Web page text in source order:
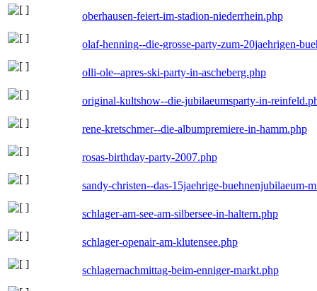
oberhausen-feiert-im-stadion-niederrhein.php
olaf-henning--die-grosse-party-zum-20jaehrigen-
olli-ole--apres-ski-party-in-ascheberg.php
original-kultshow--die-jubilaeumsparty-in-
rene-kretschmer--die-albumpremiere-in-hamm.php
rosas-birthday-party-2007.php
sandy-christen--das-15jaehrige-buehnenjubilaeum-
schlager-am-see-am-silbersee-in-haltern.php
schlager-openair-am-klutensee.php
schlagernachmittag-beim-enniger-markt.php